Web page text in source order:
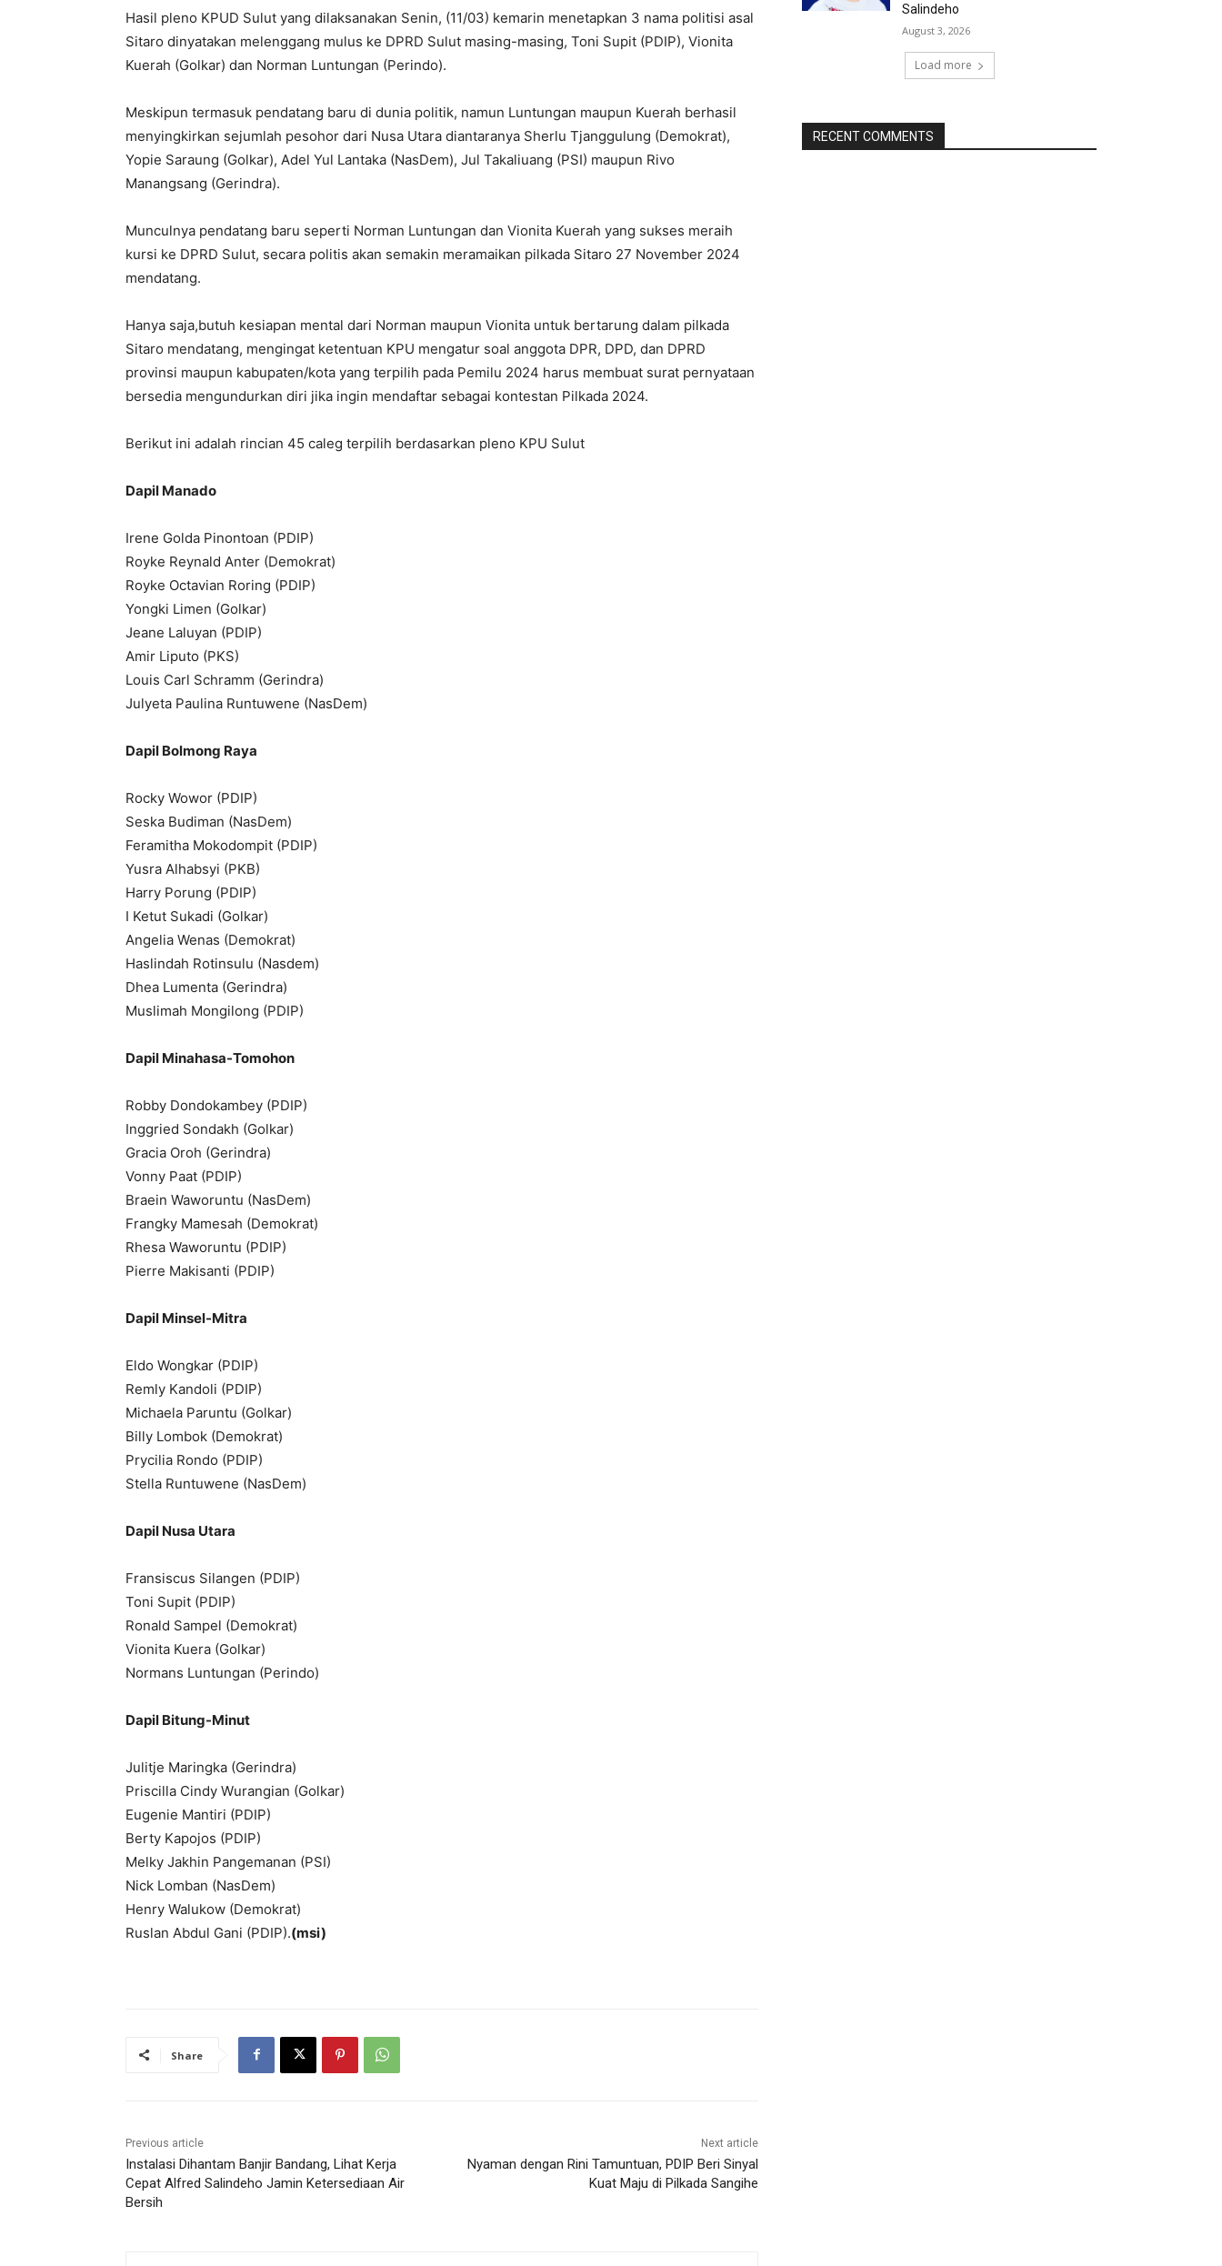
Hasil pleno KPUD Sulut yang dilaksanakan Senin, (11/03) kemarin menetapkan 3 nama politisi asal
Sitaro dinyatakan melenggang mulus ke DPRD Sulut masing-masing, Toni Supit (PDIP), Vionita
Kuerah (Golkar) dan Norman Luntungan (Perindo).
Meskipun termasuk pendatang baru di dunia politik, namun Luntungan maupun Kuerah berhasil
menyingkirkan sejumlah pesohor dari Nusa Utara diantaranya Sherlu Tjanggulung (Demokrat),
Yopie Saraung (Golkar), Adel Yul Lantaka (NasDem), Jul Takaliuang (PSI) maupun Rivo
Manangsang (Gerindra).
Munculnya pendatang baru seperti Norman Luntungan dan Vionita Kuerah yang sukses meraih
kursi ke DPRD Sulut, secara politis akan semakin meramaikan pilkada Sitaro 27 November 2024
mendatang.
Hanya saja,butuh kesiapan mental dari Norman maupun Vionita untuk bertarung dalam pilkada
Sitaro mendatang, mengingat ketentuan KPU mengatur soal anggota DPR, DPD, dan DPRD
provinsi maupun kabupaten/kota yang terpilih pada Pemilu 2024 harus membuat surat pernyataan
bersedia mengundurkan diri jika ingin mendaftar sebagai kontestan Pilkada 2024.
Berikut ini adalah rincian 45 caleg terpilih berdasarkan pleno KPU Sulut
Dapil Manado
Irene Golda Pinontoan (PDIP)
Royke Reynald Anter (Demokrat)
Royke Octavian Roring (PDIP)
Yongki Limen (Golkar)
Jeane Laluyan (PDIP)
Amir Liputo (PKS)
Louis Carl Schramm (Gerindra)
Julyeta Paulina Runtuwene (NasDem)
Dapil Bolmong Raya
Rocky Wowor (PDIP)
Seska Budiman (NasDem)
Feramitha Mokodompit (PDIP)
Yusra Alhabsyi (PKB)
Harry Porung (PDIP)
I Ketut Sukadi (Golkar)
Angelia Wenas (Demokrat)
Haslindah Rotinsulu (Nasdem)
Dhea Lumenta (Gerindra)
Muslimah Mongilong (PDIP)
Dapil Minahasa-Tomohon
Robby Dondokambey (PDIP)
Inggried Sondakh (Golkar)
Gracia Oroh (Gerindra)
Vonny Paat (PDIP)
Braein Waworuntu (NasDem)
Frangky Mamesah (Demokrat)
Rhesa Waworuntu (PDIP)
Pierre Makisanti (PDIP)
Dapil Minsel-Mitra
Eldo Wongkar (PDIP)
Remly Kandoli (PDIP)
Michaela Paruntu (Golkar)
Billy Lombok (Demokrat)
Prycilia Rondo (PDIP)
Stella Runtuwene (NasDem)
Dapil Nusa Utara
Fransiscus Silangen (PDIP)
Toni Supit (PDIP)
Ronald Sampel (Demokrat)
Vionita Kuera (Golkar)
Normans Luntungan (Perindo)
Dapil Bitung-Minut
Julitje Maringka (Gerindra)
Priscilla Cindy Wurangian (Golkar)
Eugenie Mantiri (PDIP)
Berty Kapojos (PDIP)
Melky Jakhin Pangemanan (PSI)
Nick Lomban (NasDem)
Henry Walukow (Demokrat)
Ruslan Abdul Gani (PDIP).(msi)
Share
Previous article
Instalasi Dihantam Banjir Bandang, Lihat Kerja
Cepat Alfred Salindeho Jamin Ketersediaan Air
Bersih
Next article
Nyaman dengan Rini Tamuntuan, PDIP Beri Sinyal
Kuat Maju di Pilkada Sangihe
Salindeho
August 3, 2026
Load more
RECENT COMMENTS